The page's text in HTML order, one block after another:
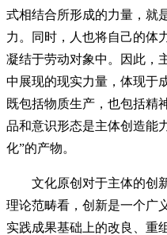
式相结合所形成的力量，就
力。同时，人也将自己的体
凝结于劳动对象中。因此，
中展现的现实力量，体现于
既包括物质生产，也包括精
品和意识形态是主体创造能
化”的产物。
文化原创对于主体的创新
理论范畴看，创新是一个广
实践成果基础上的改良、重